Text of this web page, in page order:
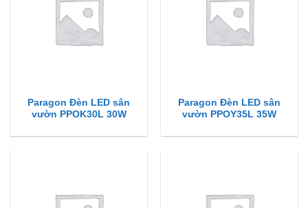
Paragon Đèn LED sân
vườn PPOK30L 30W
Paragon Đèn LED sân
vườn PPOY35L 35W